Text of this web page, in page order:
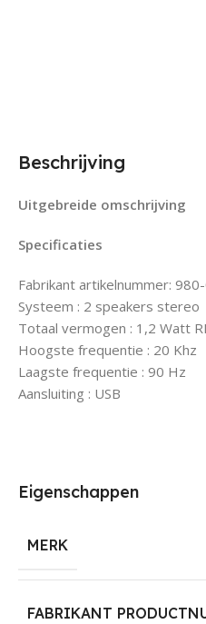
Beschrijving
Uitgebreide omschrijving
Specificaties
Fabrikant artikelnummer:
Systeem : 2 speakers stereo
Totaal vermogen : 1,2 Watt
Hoogste frequentie : 20 Khz
Laagste frequentie : 90 Hz
Aansluiting : USB
Eigenschappen
MERK
FABRIKANT